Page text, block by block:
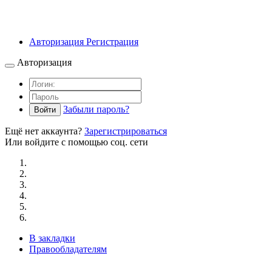
Авторизация Регистрация
Авторизация
Войти Забыли пароль?
Ещё нет аккаунта? Зарегистрироваться
Или войдите с помощью соц. сети
В закладки
Правообладателям